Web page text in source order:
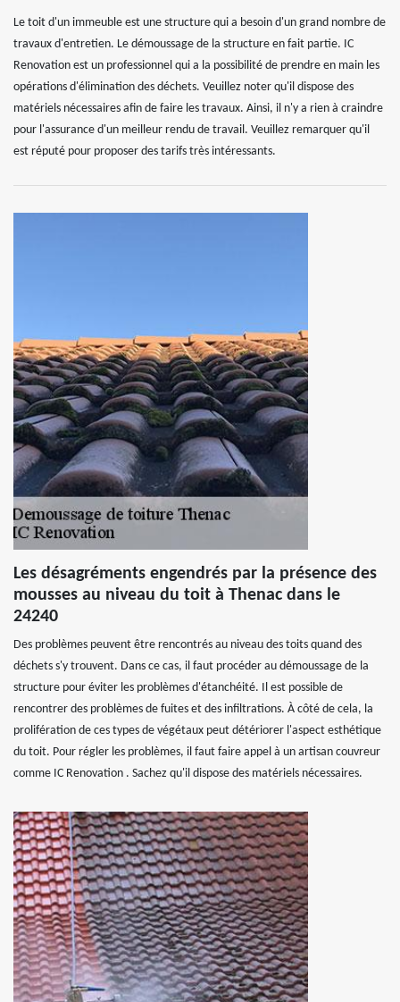
Le toit d'un immeuble est une structure qui a besoin d'un grand nombre de
travaux d'entretien. Le démoussage de la structure en fait partie. IC
Renovation est un professionnel qui a la possibilité de prendre en main les
opérations d'élimination des déchets. Veuillez noter qu'il dispose des
matériels nécessaires afin de faire les travaux. Ainsi, il n'y a rien à craindre
pour l'assurance d'un meilleur rendu de travail. Veuillez remarquer qu'il
est réputé pour proposer des tarifs très intéressants.
Les désagréments engendrés par la présence des
mousses au niveau du toit à Thenac dans le
24240
Des problèmes peuvent être rencontrés au niveau des toits quand des
déchets s'y trouvent. Dans ce cas, il faut procéder au démoussage de la
structure pour éviter les problèmes d'étanchéité. Il est possible de
rencontrer des problèmes de fuites et des infiltrations. À côté de cela, la
prolifération de ces types de végétaux peut détériorer l'aspect esthétique
du toit. Pour régler les problèmes, il faut faire appel à un artisan couvreur
comme IC Renovation . Sachez qu'il dispose des matériels nécessaires.